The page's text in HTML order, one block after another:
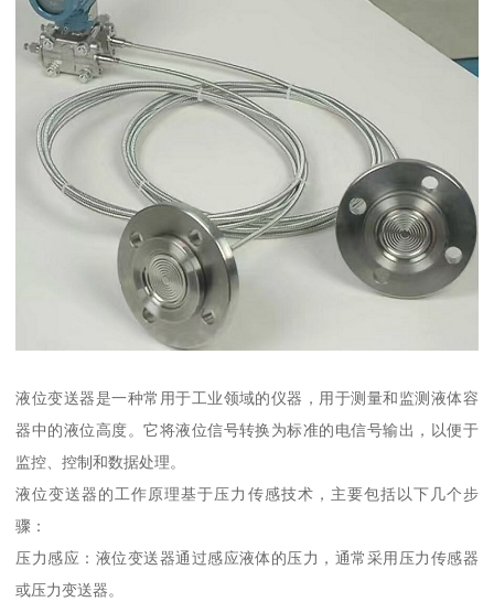
液位变送器是一种常用于工业领域的仪器，用于测量和监测液体容
器中的液位高度。它将液位信号转换为标准的电信号输出，以便于
监控、控制和数据处理。
液位变送器的工作原理基于压力传感技术，主要包括以下几个步
骤：
压力感应：液位变送器通过感应液体的压力，通常采用压力传感器
或压力变送器。